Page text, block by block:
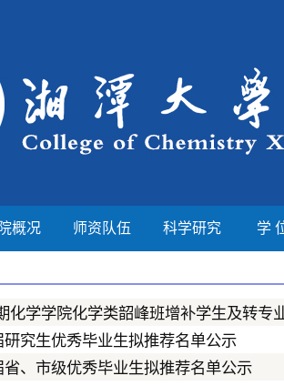
概况 师资队伍 科学研究 学
化学学院化学类韶峰班增补学生及转专
研究生优秀毕业生拟推荐名单公示
省、市级优秀毕业生拟推荐名单公示